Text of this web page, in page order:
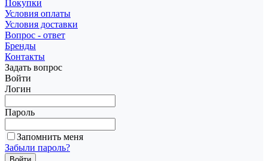
Покупки
Условия оплаты
Условия доставки
Вопрос - ответ
Бренды
Контакты
Задать вопрос
Войти
Логин
Пароль
Запомнить меня
Забыли пароль?